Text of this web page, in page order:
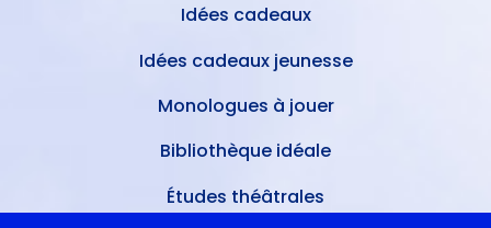
Idées cadeaux
Idées cadeaux jeunesse
Monologues à jouer
Bibliothèque idéale
Études théâtrales